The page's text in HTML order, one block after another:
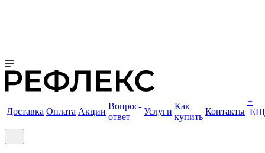
Доставка Оплата Акции
Вопрос-
ответ
Услуги
Как
купить
Контакты
+